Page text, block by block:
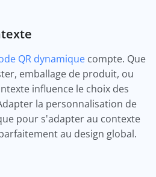
QR dynamique compte. Que
emballage de produit, ou
influence le choix des
la personnalisation de
pour s'adapter au contexte
au design global.